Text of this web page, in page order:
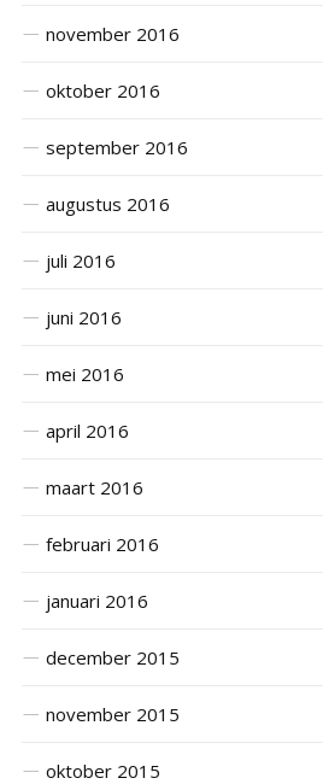
november 2016
oktober 2016
september 2016
augustus 2016
juli 2016
juni 2016
mei 2016
april 2016
maart 2016
februari 2016
januari 2016
december 2015
november 2015
oktober 2015